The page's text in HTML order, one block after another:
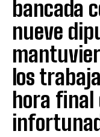
bancada
nueve
los
hora final